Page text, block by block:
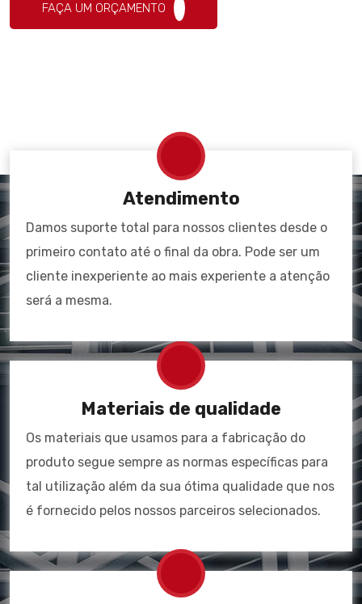
FAÇA UM ORÇAMENTO
Atendimento
Damos suporte total para nossos clientes desde o
primeiro contato até o final da obra. Pode ser um
cliente inexperiente ao mais experiente a atenção
será a mesma.
Materiais de qualidade
Os materiais que usamos para a fabricação do
produto segue sempre as normas específicas para
tal utilização além da sua ótima qualidade que nos
é fornecido pelos nossos parceiros selecionados.